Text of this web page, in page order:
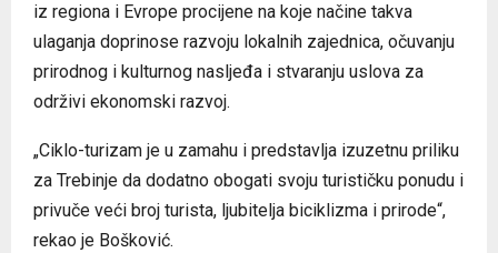
iz regiona i Evrope procijene na koje načine takva
ulaganja doprinose razvoju lokalnih zajednica, očuvanju
prirodnog i kulturnog nasljeđa i stvaranju uslova za
održivi ekonomski razvoj.
„Ciklo-turizam je u zamahu i predstavlja izuzetnu priliku
za Trebinje da dodatno obogati svoju turističku ponudu i
privuče veći broj turista, ljubitelja biciklizma i prirode“,
rekao je Bošković.